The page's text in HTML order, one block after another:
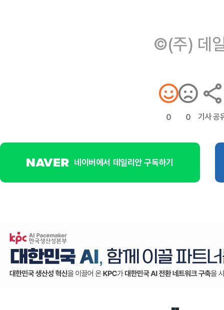
©(주) 데
0 0 기사 공
네이버에서 데일리안 구독하기